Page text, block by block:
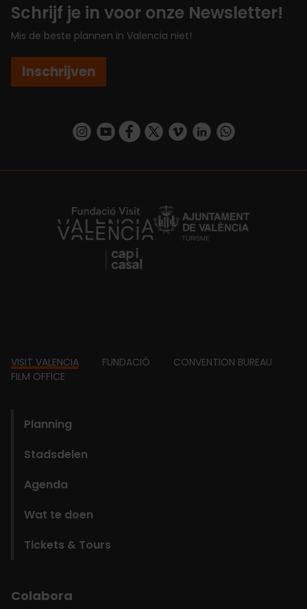
Schrijf je in voor onze Newsletter!
Mis de beste plannen in Valencia niet!
Inschrijven
https://www.instagram.com/visit_valencia/
https://www.youtube.com/user/
https://www.facebook.com/
https://twitter.com/
https://vimeo.com/
https://www.linkedin.com/company/turismo-valencia/https://api.whatsapp.com/send/
https://fundacion.visitvalencia.com/
Footer
VISIT VALENCIA FUNDACIÓ
CONVENTION BUREAU
FILM OFFICE
Planning
Stadsdelen
Agenda
Wat te doen
Tickets & Tours
Colabora